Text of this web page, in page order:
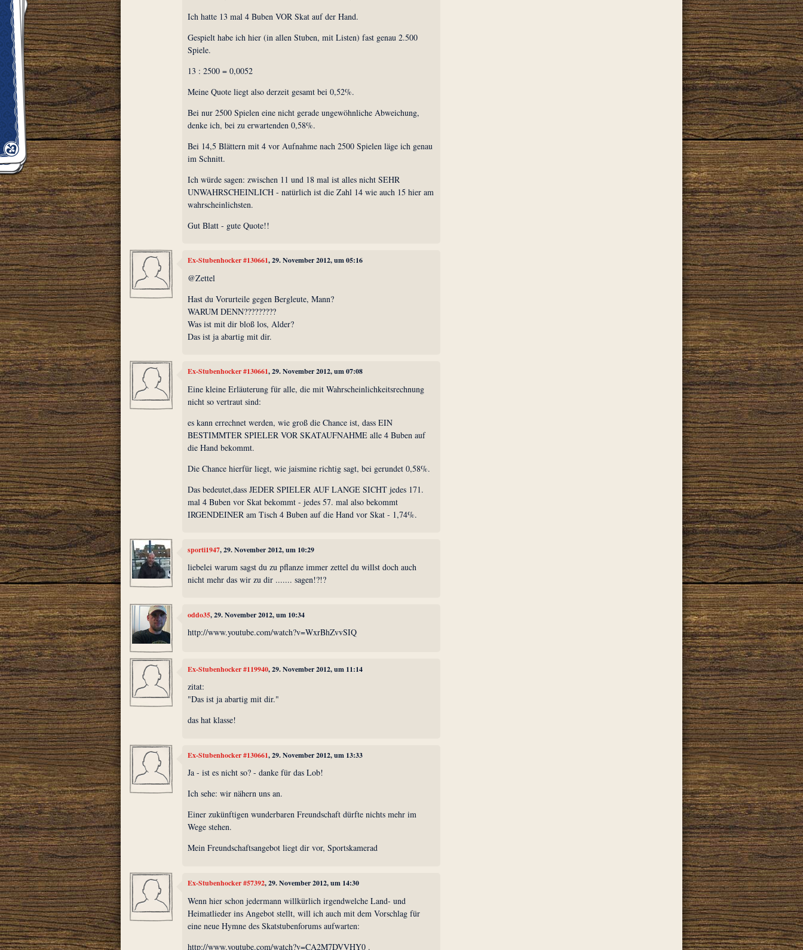
Ich hatte 13 mal 4 Buben VOR Skat auf der Hand.
Gespielt habe ich hier (in allen Stuben, mit Listen) fast genau 2.500
Spiele.
13 : 2500 = 0,0052
Meine Quote liegt also derzeit gesamt bei 0,52%.
Bei nur 2500 Spielen eine nicht gerade ungewöhnliche Abweichung,
denke ich, bei zu erwartenden 0,58%.
Bei 14,5 Blättern mit 4 vor Aufnahme nach 2500 Spielen läge ich genau
im Schnitt.
Ich würde sagen: zwischen 11 und 18 mal ist alles nicht SEHR
UNWAHRSCHEINLICH - natürlich ist die Zahl 14 wie auch 15 hier am
wahrscheinlichsten.
Gut Blatt - gute Quote!!
Ex-Stubenhocker #130661, 29. November 2012, um 05:16
@Zettel
Hast du Vorurteile gegen Bergleute, Mann?
WARUM DENN?????????
Was ist mit dir bloß los, Alder?
Das ist ja abartig mit dir.
Ex-Stubenhocker #130661, 29. November 2012, um 07:08
Eine kleine Erläuterung für alle, die mit Wahrscheinlichkeitsrechnung
nicht so vertraut sind:
es kann errechnet werden, wie groß die Chance ist, dass EIN
BESTIMMTER SPIELER VOR SKATAUFNAHME alle 4 Buben auf
die Hand bekommt.
Die Chance hierfür liegt, wie jaismine richtig sagt, bei gerundet 0,58%.
Das bedeutet,dass JEDER SPIELER AUF LANGE SICHT jedes 171.
mal 4 Buben vor Skat bekommt - jedes 57. mal also bekommt
IRGENDEINER am Tisch 4 Buben auf die Hand vor Skat - 1,74%.
sporti1947, 29. November 2012, um 10:29
liebelei warum sagst du zu pflanze immer zettel du willst doch auch
nicht mehr das wir zu dir ....... sagen!?!?
oddo35, 29. November 2012, um 10:34
http://www.youtube.com/watch?v=WxrBhZvvSIQ
Ex-Stubenhocker #119940, 29. November 2012, um 11:14
zitat:
"Das ist ja abartig mit dir."
das hat klasse!
Ex-Stubenhocker #130661, 29. November 2012, um 13:33
Ja - ist es nicht so? - danke für das Lob!
Ich sehe: wir nähern uns an.
Einer zukünftigen wunderbaren Freundschaft dürfte nichts mehr im
Wege stehen.
Mein Freundschaftsangebot liegt dir vor, Sportskamerad
Ex-Stubenhocker #57392, 29. November 2012, um 14:30
Wenn hier schon jedermann willkürlich irgendwelche Land- und
Heimatlieder ins Angebot stellt, will ich auch mit dem Vorschlag für
eine neue Hymne des Skatstubenforums aufwarten:
http://www.youtube.com/watch?v=CA2M7DVVHY0 .